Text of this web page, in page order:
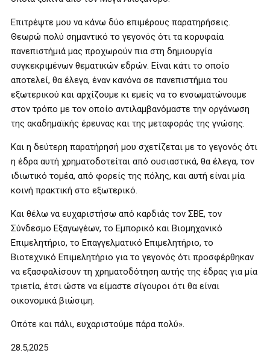
Επιτρέψτε μου να κάνω δύο επιμέρους παρατηρήσεις.
Θεωρώ πολύ σημαντικό το γεγονός ότι τα κορυφαία
πανεπιστήμιά μας προχωρούν πια στη δημιουργία
συγκεκριμένων θεματικών εδρών. Είναι κάτι το οποίο
αποτελεί, θα έλεγα, έναν κανόνα σε πανεπιστήμια του
εξωτερικού και αρχίζουμε κι εμείς να το ενσωματώνουμε
στον τρόπο με τον οποίο αντιλαμβανόμαστε την οργάνωση
της ακαδημαϊκής έρευνας και της μεταφοράς της γνώσης.
Και η δεύτερη παρατήρησή μου σχετίζεται με το γεγονός ότι
η έδρα αυτή χρηματοδοτείται από ουσιαστικά, θα έλεγα, τον
ιδιωτικό τομέα, από φορείς της πόλης, και αυτή είναι μία
κοινή πρακτική στο εξωτερικό.
Και θέλω να ευχαριστήσω από καρδιάς τον ΣΒΕ, τον
Σύνδεσμο Εξαγωγέων, το Εμπορικό και Βιομηχανικό
Επιμελητήριο, το Επαγγελματικό Επιμελητήριο, το
Βιοτεχνικό Επιμελητήριο για το γεγονός ότι προσφέρθηκαν
να εξασφαλίσουν τη χρηματοδότηση αυτής της έδρας για μία
τριετία, έτσι ώστε να είμαστε σίγουροι ότι θα είναι
οικονομικά βιώσιμη.
Οπότε και πάλι, ευχαριστούμε πάρα πολύ».
28.5,2025